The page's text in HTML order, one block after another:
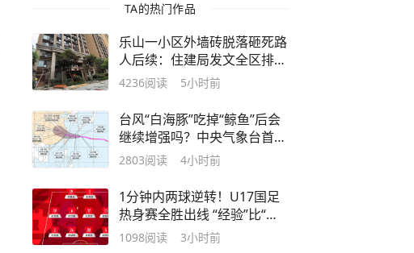
TA的热门作品
乐山一小区外墙砖脱落砸死路
人后续：住建局发文全区排查
整治，事发小区多楼栋打围排
4236阅读 5小时前
台风“白海豚”吃掉“鲸鱼”后会
继续增强吗？中央气象台首席
预报员答封面新闻
2803阅读 4小时前
1分钟内两球逆转！U17国足
热身赛全胜出线 “经验”比“惊
艳”更珍贵
1098阅读 3小时前